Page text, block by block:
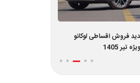
فروش اقساطی لوکانو